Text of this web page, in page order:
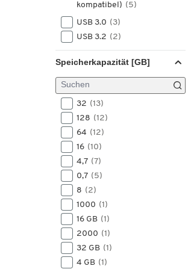
kompatibel) (5)
USB 3.0 (3)
USB 3.2 (2)
Speicherkapazität [GB]
32 (13)
128 (12)
64 (12)
16 (10)
4,7 (7)
0,7 (5)
8 (2)
1000 (1)
16 GB (1)
2000 (1)
32 GB (1)
4 GB (1)